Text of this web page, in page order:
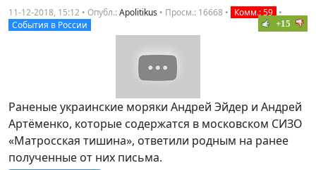
11-12-2018, 15:12 • Опубл.:Apolitikus • Просм.: 16668 • Комм.: 59 •
События в России
+15
Раненые украинские моряки Андрей Эйдер и Андрей
Артёменко, которые содержатся в московском СИЗО
«Матросская тишина», ответили родным на ранее
полученные от них письма.